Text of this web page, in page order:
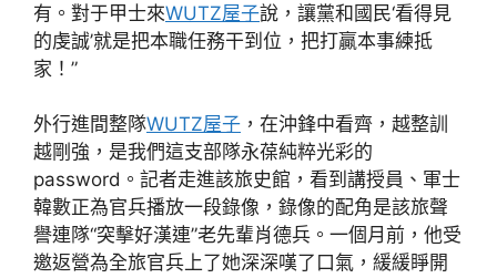
有。對于甲士來WUTZ屋子說，讓黨和國民‘看得見
的虔誠’就是把本職任務干到位，把打贏本事練抵
家！”
外行進間整隊WUTZ屋子 ，在沖鋒中看齊，越整訓
越剛強，是我們這支部隊永葆純粹光彩的
password。記者走進該旅史館，看到講授員、軍士
韓數正為官兵播放一段錄像，錄像的配角是該旅聲
譽連隊“突擊好漢連”老先輩肖德兵。一個月前，他受
邀返營為全旅官兵上了她深深嘆了口氣，緩緩睜開